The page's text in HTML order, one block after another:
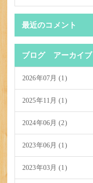
最近のコメント
ブログ アーカイブ
2026年07月 (1)
2025年11月 (1)
2024年06月 (2)
2023年06月 (1)
2023年03月 (1)